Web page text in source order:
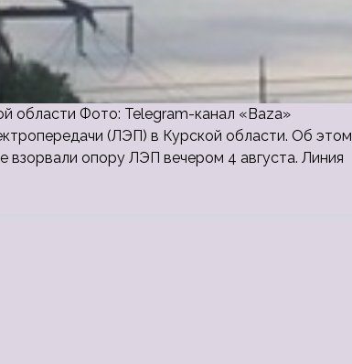
области Фото: Telegram-канал «Baza»
(ЛЭП) в Курской области. Об этом
взорвали опору ЛЭП вечером 4 августа. Линия